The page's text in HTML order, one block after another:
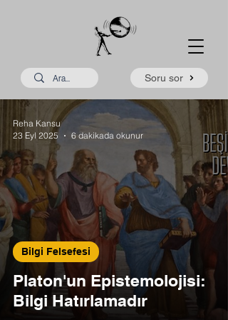
Soru sor
Platon'un Epistemolojisi:
Bilgi Hatırlamadır
Bilgi Felsefesi
Reha Kansu
23 Eyl 2025
6 dakikada okunur